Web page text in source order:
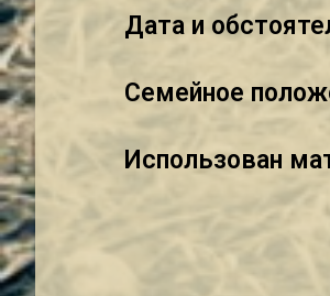
Дата и
Семейное
Использован